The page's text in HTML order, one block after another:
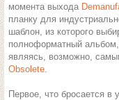
момента выхода
планку для
шаблон, из которого
полноформатный
являясь, возможно,
Obsolete.
Первое, что бросается